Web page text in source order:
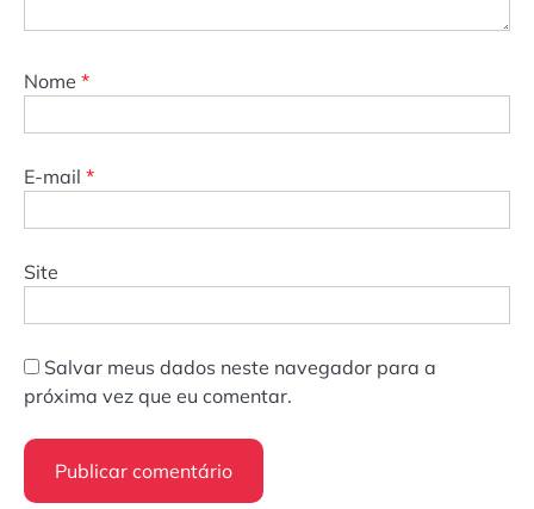
Nome *
E-mail *
Site
Salvar meus dados neste navegador para a
próxima vez que eu comentar.